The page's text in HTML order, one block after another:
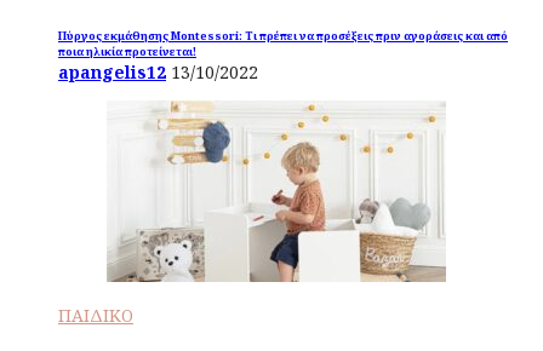
Πύργος εκμάθησης Montessori: Τι πρέπει να προσέξεις πριν αγοράσεις και από
ποια ηλικία προτείνεται!
apangelis12 13/10/2022
ΠΑΙΔΙΚΟ